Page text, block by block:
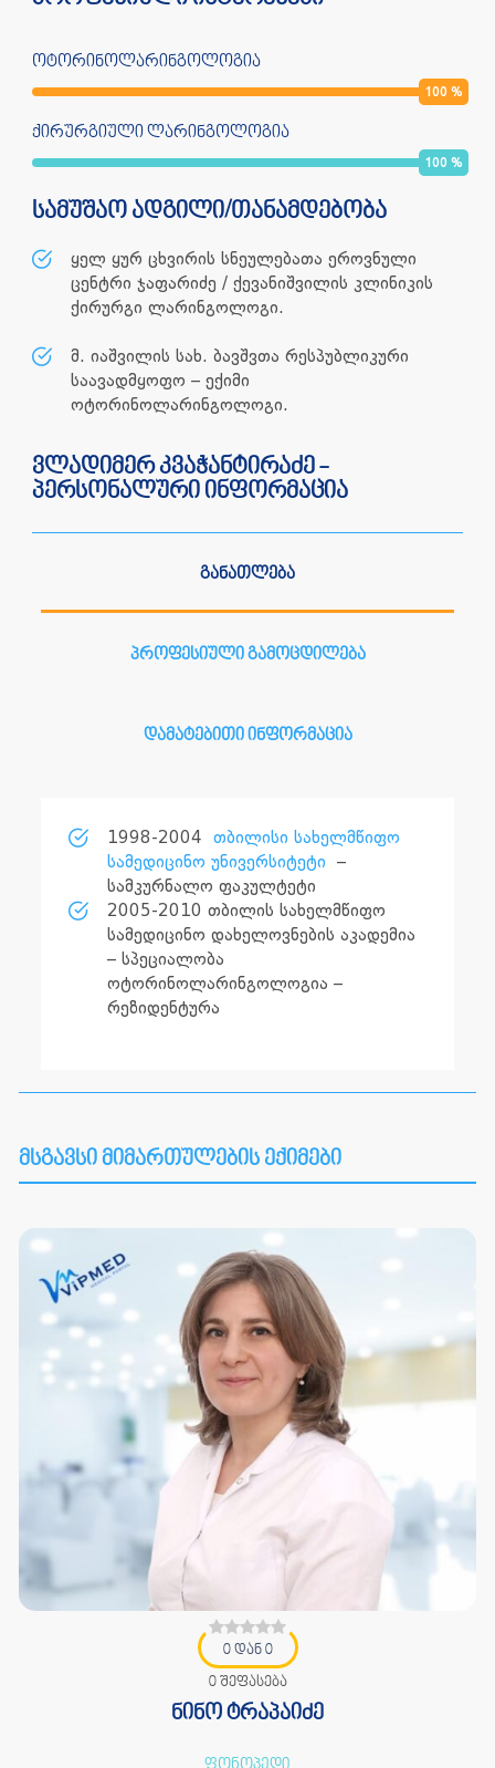
ოტორინოლარინგოლოგია
100 %
ქირურგიული ლარინგოლოგია
100 %
სამუშაო ადგილი/თანამდებობა
ყელ ყურ ცხვირის სნეულებათა ეროვნული
ცენტრი ჯაფარიძე / ქევანიშვილის კლინიკის
ქირურგი ლარინგოლოგი.
მ. იაშვილის სახ. ბავშვთა რესპუბლიკური
საავადმყოფო – ექიმი
ოტორინოლარინგოლოგი.
ვლადიმერ კვაჭანტირაძე -
პერსონალური ინფორმაცია
განათლება
პროფესიული გამოცდილება
დამატებითი ინფორმაცია
1998-2004
თბილისი სახელმწიფო
სამედიცინო უნივერსიტეტი
–
სამკურნალო ფაკულტეტი
2005-2010 თბილის სახელმწიფო
სამედიცინო დახელოვნების აკადემია
– სპეციალობა
ოტორინოლარინგოლოგია –
რეზიდენტურა
მსგავსი მიმართულების ექიმები
0 დან 0
0 შეფასება
ნინო ტრაპაიძე